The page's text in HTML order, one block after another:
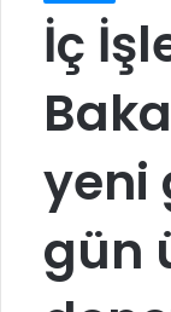
İç
yeni
gün